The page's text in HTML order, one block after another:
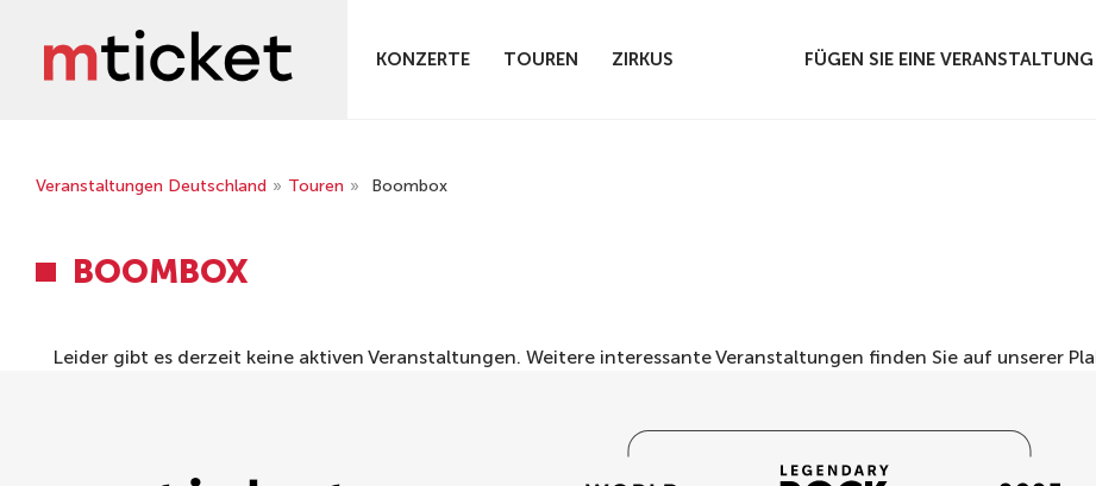
KONZERTE TOUREN ZIRKUS FÜGEN SIE EINE
Veranstaltungen Deutschland » Touren » Boombox
BOOMBOX
Leider gibt es derzeit keine aktiven Veranstaltungen. Weitere interessante Veranstaltungen finden Sie auf unserer